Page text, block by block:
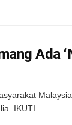
Ada
IKUTI...